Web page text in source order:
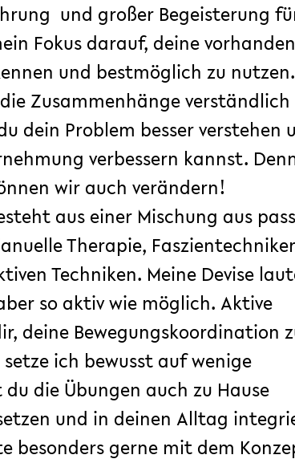
und großer Begeisterung
Fokus darauf, deine
und bestmöglich zu
Zusammenhänge verständlich
dein Problem besser verstehen
verbessern kannst.
wir auch verändern!
aus einer Mischung aus
Therapie,
Techniken. Meine Devise
so aktiv wie möglich. Aktive
deine Bewegungskoordination
ich bewusst auf wenige
die Übungen auch zu Hause
und in deinen Alltag
besonders gerne mit dem